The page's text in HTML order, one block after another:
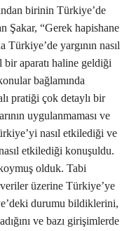
birinin Türkiye’de
Şakar, “Gerek hapishane
yargının nasıl
bir aparatı haline geldiği
bağlamında
pratiği çok detaylı bir
uygulanmaması ve
nasıl etkilediği ve
etkilediği konuşuldu.
olduk. Tabi
üzerine Türkiye’ye
durumu bildiklerini,
ve bazı girişimlerde